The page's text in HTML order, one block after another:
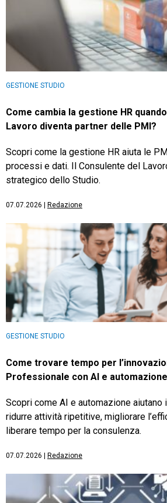
GESTIONE STUDIO
Come cambia la gestione HR
Lavoro diventa partner delle PMI?
Scopri come la gestione HR aiuta le
processi e dati. Il Consulente del
strategico dello Studio.
07.07.2026 Redazione
GESTIONE STUDIO
Come trovare tempo per
Professionale con AI e
Scopri come AI e automazione aiutano
ridurre attività ripetitive, migliorare
liberare tempo per la consulenza.
07.07.2026 Redazione